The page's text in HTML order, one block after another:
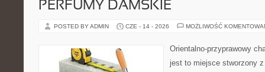
PERFUMY DAMSKIE
POSTED BY ADMIN CZE - 14 - 2026 MOŻLIWOŚĆ
Orientalno-przyprawowy
jest to miejsce stworzony